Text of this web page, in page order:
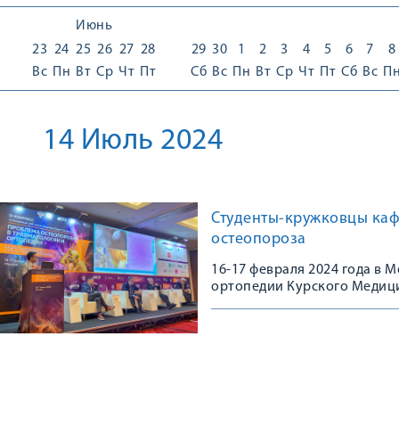
Июнь
23
Вс
24
Пн
25
Вт
26
Ср
27
Чт
28
Пт
29
Сб
30
Вс
1
Пн
2
Вт
3
Ср
4
Чт
5
Пт
6
Сб
7
Вс
8
14 Июль 2024
Студенты-кружковцы
остеопороза
16-17 февраля 2024 года в
ортопедии Курского